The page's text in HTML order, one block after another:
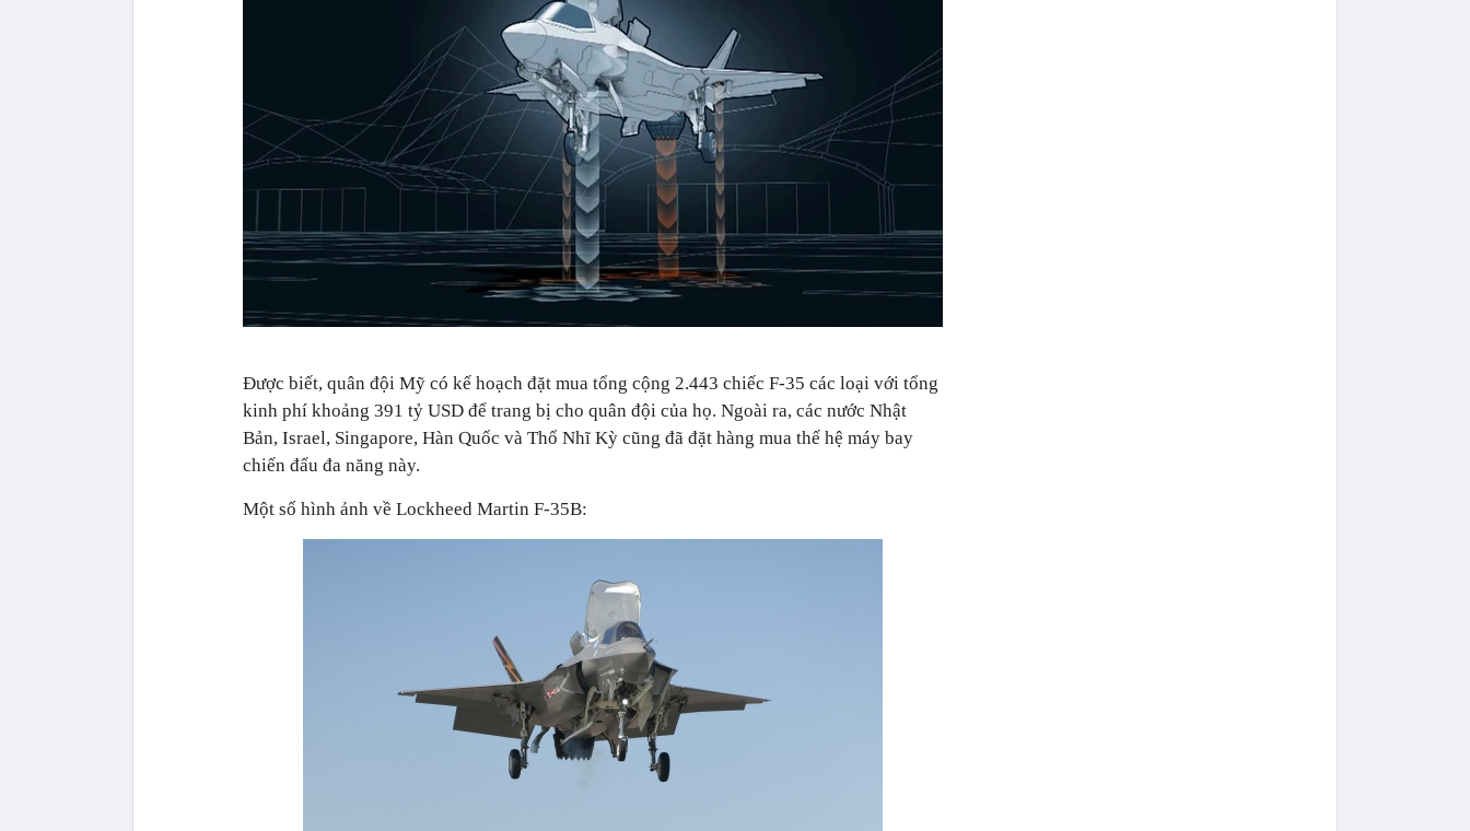
Được biết, quân đội Mỹ có kế hoạch đặt mua tổng cộng 2.443 chiếc F-35 các loại với tổng
kinh phí khoảng 391 tỷ USD để trang bị cho quân đội của họ. Ngoài ra, các nước Nhật
Bản, Israel, Singapore, Hàn Quốc và Thổ Nhĩ Kỳ cũng đã đặt hàng mua thế hệ máy bay
chiến đấu đa năng này.
Một số hình ảnh về Lockheed Martin F-35B: